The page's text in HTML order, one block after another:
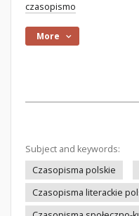
czasopismo
More
Subject and keywords:
Czasopisma polskie
Czasopisma literackie